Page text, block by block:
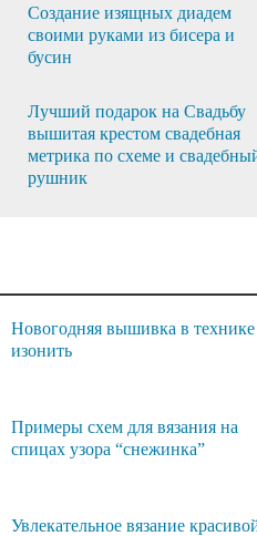
Создание изящных диадем
своими руками из бисера и
бусин
Лучший подарок на Свадьбу
вышитая крестом свадебная
метрика по схеме и
рушник
Новогодняя вышивка в технике
изонить
Примеры схем для вязания на
спицах узора “снежинка”
Увлекательное вязание